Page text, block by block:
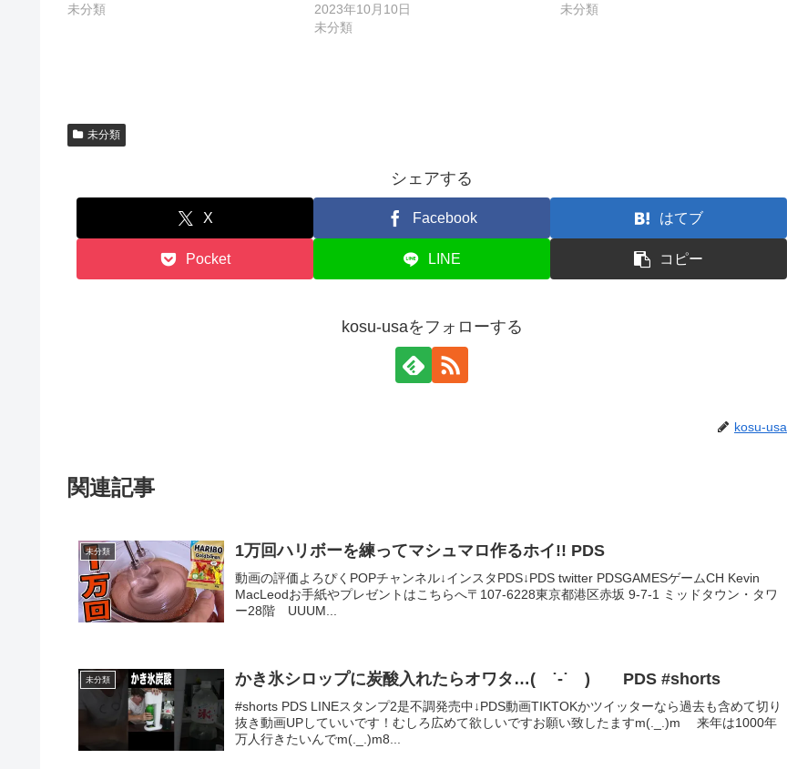
未分類
2023年10月10日
未分類
未分類
未分類
シェアする
X Facebook はてブ
Pocket LINE コピー
kosu-usaをフォローする
kosu-usa
関連記事
未分類 1万回ハリボーを練ってマシュマロ作るホイ!! PDS
動画の評価よろぴくPOPチャンネル↓インスタPDS↓PDS twitter PDSGAMESゲームCH Kevin
MacLeodお手紙やプレゼントはこちらへ〒107-6228東京都港区赤坂 9-7-1 ミッドタウン・タワ
ー28階 UUUM...
未分類 かき氷シロップに炭酸入れたらオワタ…( ˙-˙ ) PDS #shorts
#shorts PDS LINEスタンプ2是不調発売中↓PDS動画TIKTOKかツイッターなら過去も含めて切り
抜き動画UPしていいです！むしろ広めて欲しいですお願い致したますm(._.)m 来年は1000年
万人行きたいんでm(._.)m8...